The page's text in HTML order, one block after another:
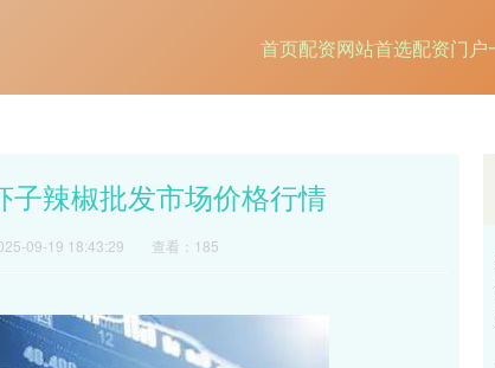
首页配资网站首选配资门户
子辣椒批发市场价格行情
09-19 18:43:29 查看：185